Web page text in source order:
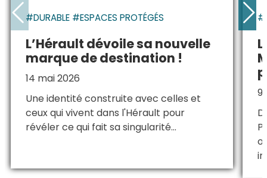
#DURABLE #ESPACES PROTÉGÉS
L’Hérault dévoile sa nouvelle
marque de destination !
14 mai 2026
Une identité construite avec celles et
ceux qui vivent dans l'Hérault pour
révéler ce qui fait sa singularité...
9